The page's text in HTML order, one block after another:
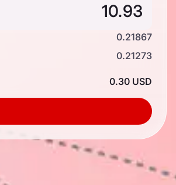
0.21867
0.21273
0.30 USD